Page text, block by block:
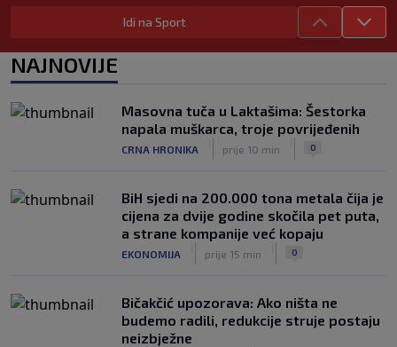
Iraola zabrinut nakon novog poraza
Vlahović pred velikom odlukom:
Beşiktaş mu nudi 10 miliona eura po
sezoni
Idi na Sport
NAJNOVIJE
Masovna tuča u Laktašima: Šestorka
napala muškarca, troje povrijeđenih
CRNA HRONIKA prije 10 min 0
BiH sjedi na 200.000 tona metala čija je
cijena za dvije godine skočila pet puta,
a strane kompanije već kopaju
EKONOMIJA prije 15 min 0
Bičakčić upozorava: Ako ništa ne
budemo radili, redukcije struje postaju
neizbježne